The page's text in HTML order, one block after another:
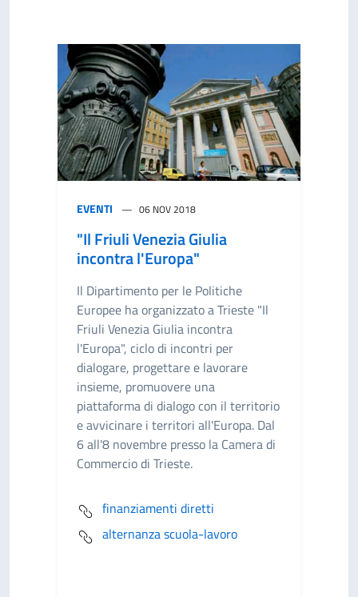
EVENTI 06 NOV 2018
"Il Friuli Venezia Giulia
incontra l'Europa"
Il Dipartimento per le Politiche
Europee ha organizzato a Trieste "Il
Friuli Venezia Giulia incontra
l'Europa", ciclo di incontri per
dialogare, progettare e lavorare
insieme, promuovere una
piattaforma di dialogo con il territorio
e avvicinare i territori all'Europa. Dal
6 all'8 novembre presso la Camera di
Commercio di Trieste.
finanziamenti diretti
alternanza scuola-lavoro